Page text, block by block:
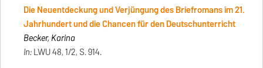
Die Neuentdeckung und Verjüngung des Briefromans im 21.
Jahrhundert und die Chancen für den Deutschunterricht
Becker, Karina
In:LWU 48, 1/2, S. 914.